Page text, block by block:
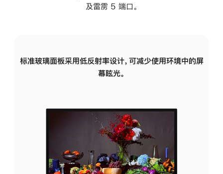
及雷雳 5 端口。
标准玻璃面板采用低反射率设计，可减少使用环境中的屏
幕眩光。